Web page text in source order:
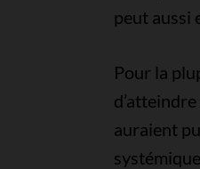
peut aussi
Pour la
auraient